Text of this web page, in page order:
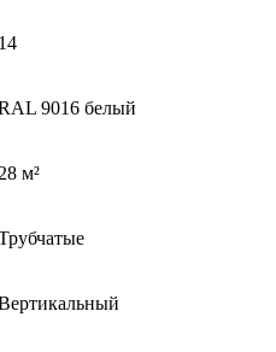
14
9016 белый
28 м²